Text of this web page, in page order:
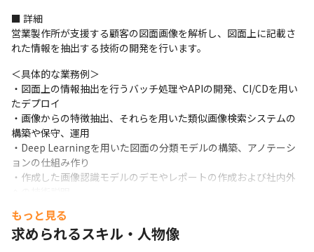
■ 詳細
営業製作所が支援する顧客の図面画像を解析し、図面上に記載さ
れた情報を抽出する技術の開発を行います。
＜具体的な業務例＞
・図面上の情報抽出を行うバッチ処理やAPIの開発、CI/CDを用い
たデプロイ
・画像からの特徴抽出、それらを用いた類似画像検索システムの
構築や保守、運用
・Deep Learningを用いた図面の分類モデルの構築、アノテーシ
ョンの仕組み作り
・作成した画像認識モデルのデモやレポートの作成および社内外
満たせるタスク定義
もっと見る
求められるスキル・人物像